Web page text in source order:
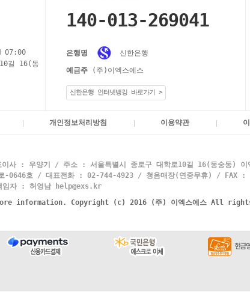
07:00
길 16(동
140-013-269041
은행명 신한은행
예금주 (주)이엑스에스
신한은행 인터넷뱅킹 바로가기 >
개인정보처리방침 이용약관
사 : 우양기 / 주소 : 서울특별시 종로구 대학로10길 16(동숭동) 이
로-0646호 / 대표전화 : 02-744-4923 / 청음매장(연중무휴) / FAX :
자 : 허영남 help@exs.kr
information. Copyright (c) 2016 (주) 이엑스에스 All